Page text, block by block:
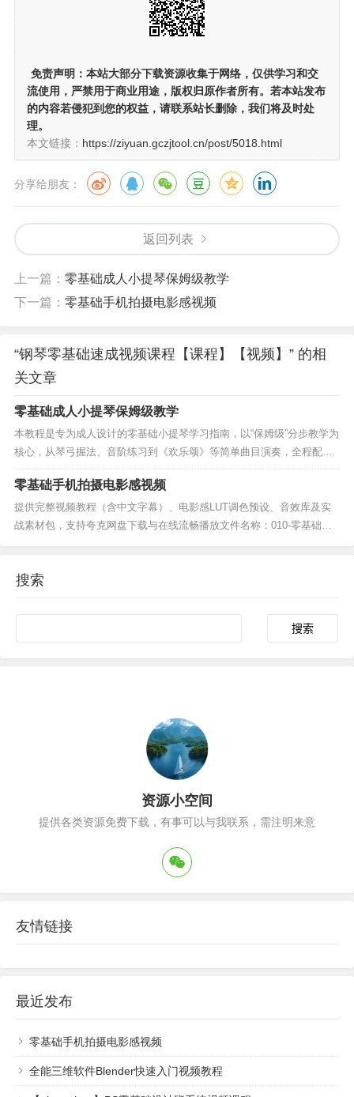
免责声明： 本站大部分下载资源收集于网络，仅供学习和交
流使用，严禁用于商业用途，版权归原作者所有。若本站发布
的内容若侵犯到您的权益，请联系站长删除，我们将及时处
理。
本文链接： https://ziyuan.gczjtool.cn/post/5018.html
分享给朋友：
返回列表
上一篇： 零基础成人小提琴保姆级教学
下一篇： 零基础手机拍摄电影感视频
“钢琴零基础速成视频课程【课程】【视频】” 的相
关文章
零基础成人小提琴保姆级教学
本教程是专为成人设计的零基础小提琴学习指南，以“保姆级”分步教学为
核心，从琴弓握法、音阶练习到《欢乐颂》等简单曲目演奏，全程配有
高清视频示范与可下载的配套课件（含PPT模板、练习曲谱）课程特
点：免费资源：所有视频和教材支持在线播放及下载，素材符合可商用
标准；长尾优化：针对“成人自学小提琴”“免费小提...
零基础手机拍摄电影感视频
提供完整视频教程（含中文字幕）、电影感LUT调色预设、音效库及实
战素材包，支持夸克网盘下载与在线流畅播放文件名称：010-零基础手
搜索
资源小空间
提供各类资源免费下载，有事可以与我联系，需注明来意
友情链接
最近发布
零基础手机拍摄电影感视频
全能三维软件Blender快速入门视频教程